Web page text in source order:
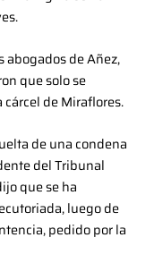
abogados de Añez,
que solo se
de Miraflores.
de una condena
del Tribunal
que se ha
luego de
pedido por la